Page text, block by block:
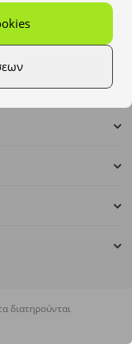
διατηρούνται